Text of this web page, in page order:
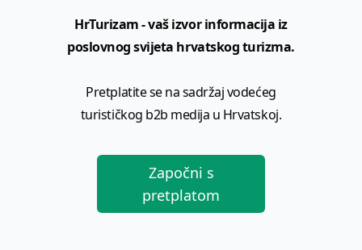
HrTurizam - vaš izvor informacija iz
poslovnog svijeta hrvatskog turizma.
Pretplatite se na sadržaj vodećeg
turističkog b2b medija u Hrvatskoj.
Započni s
pretplatom